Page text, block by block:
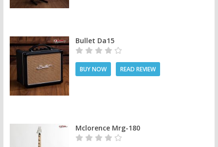
Bullet Da15
BUY NOW READ REVIEW
Mclorence Mrg-180